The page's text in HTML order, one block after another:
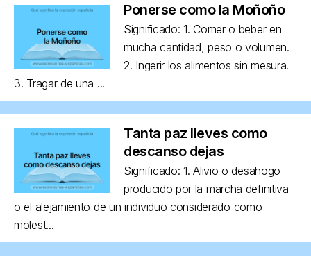
Ponerse como la Moñoño
Significado: 1. Comer o beber en
mucha cantidad, peso o volumen.
2. Ingerir los alimentos sin mesura.
3. Tragar de una ...
Tanta paz lleves como
descanso dejas
Significado: 1. Alivio o desahogo
producido por la marcha definitiva
o el alejamiento de un individuo considerado como
molest...